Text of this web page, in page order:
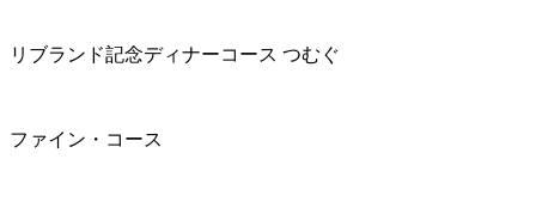
リブランド記念ディナーコース つむぐ
ファイン・コース